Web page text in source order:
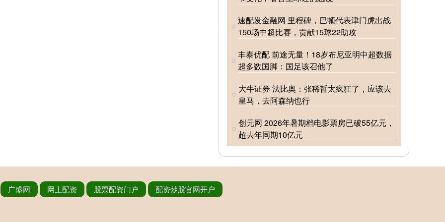
速配发金融网 里程碑，巴顿代表津门虎出战
150场中超比赛，贡献15球22助攻
丰泰优配 前途无量！18岁布尼亚明中超数据
超多数国脚：国足该召他了
大牛证券 法比奥：张稀哲太疯狂了，应该去
皇马，去阿森纳也行
创元网 2026年暑期档电影票房已破55亿元，
超去年同期10亿元
广盛网 网上配资 股票配资门户 配资炒股官网开户